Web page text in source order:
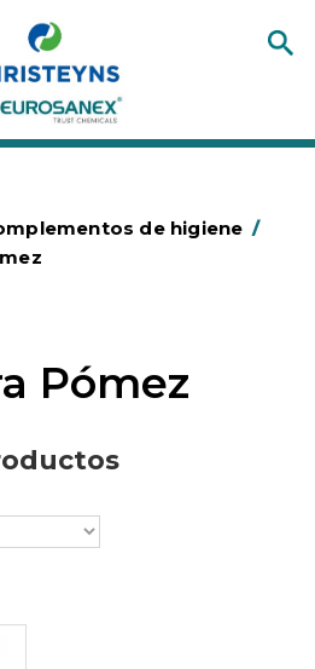
de higiene /
Pómez